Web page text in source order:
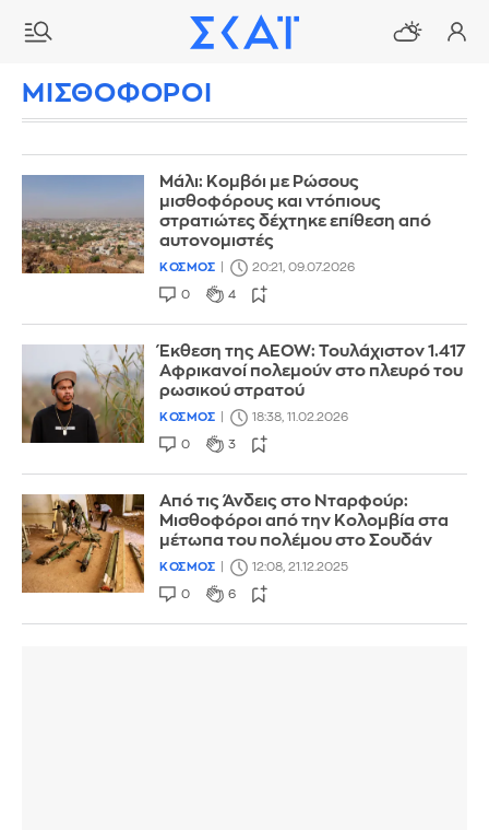
ΜΙΣΘΟΦΟΡΟΙ
Μάλι: Κομβόι με Ρώσους
μισθοφόρους και ντόπιους
στρατιώτες δέχτηκε επίθεση από
αυτονομιστές
ΚΟΣΜΟΣ 20:21, 09.07.2026
0 4
Έκθεση της AEOW: Τουλάχιστον 1.417
Αφρικανοί πολεμούν στο πλευρό του
ρωσικού στρατού
ΚΟΣΜΟΣ 18:38, 11.02.2026
0 3
Από τις Άνδεις στο Νταρφούρ:
Μισθοφόροι από την Κολομβία στα
μέτωπα του πολέμου στο Σουδάν
ΚΟΣΜΟΣ 12:08, 21.12.2025
0 6